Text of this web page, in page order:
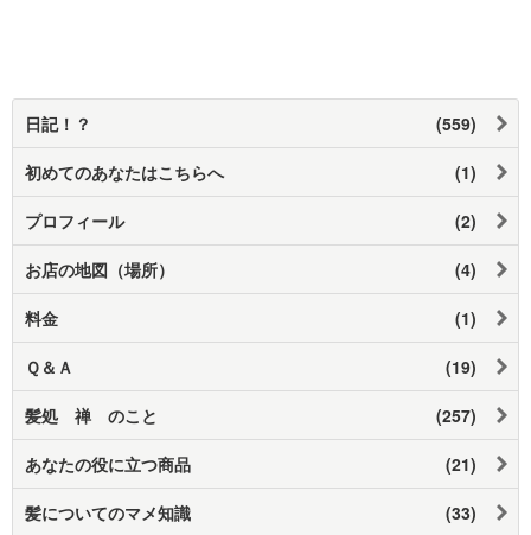
日記！？ (559)
初めてのあなたはこちらへ (1)
プロフィール (2)
お店の地図（場所） (4)
料金 (1)
Ｑ＆Ａ (19)
髪処 禅 のこと (257)
あなたの役に立つ商品 (21)
髪についてのマメ知識 (33)